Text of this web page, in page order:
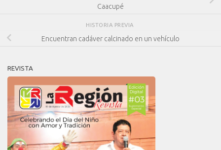
Caacupé
HISTORIA PREVIA
Encuentran cadáver calcinado en un vehículo
REVISTA